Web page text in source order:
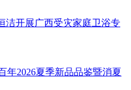
洁开展广西受灾家庭卫浴专
年2026夏季新品品鉴暨消夏